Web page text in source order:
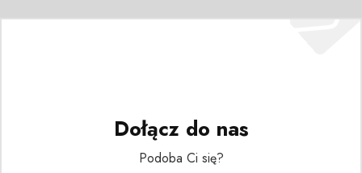
Dołącz do nas
Podoba Ci się?